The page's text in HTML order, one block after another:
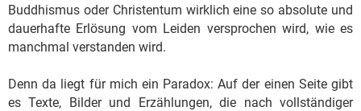
Buddhismus oder Christentum wirklich eine so absolute und
dauerhafte Erlösung vom Leiden versprochen wird, wie es
manchmal verstanden wird.
Denn da liegt für mich ein Paradox: Auf der einen Seite gibt
es Texte, Bilder und Erzählungen, die nach vollständiger